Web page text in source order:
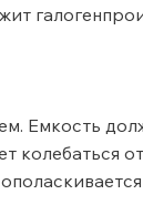
Емкость